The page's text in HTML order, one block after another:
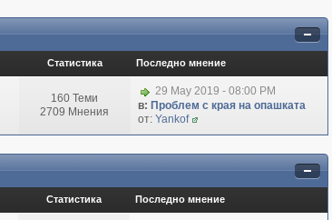
Статистика Последно мнение
160 Теми
2709 Мнения
29 May 2019 - 08:00 PM
в: Проблем с края на опашката
от: Yankof
Статистика Последно мнение